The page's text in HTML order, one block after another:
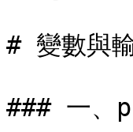
# 變數與
### 一